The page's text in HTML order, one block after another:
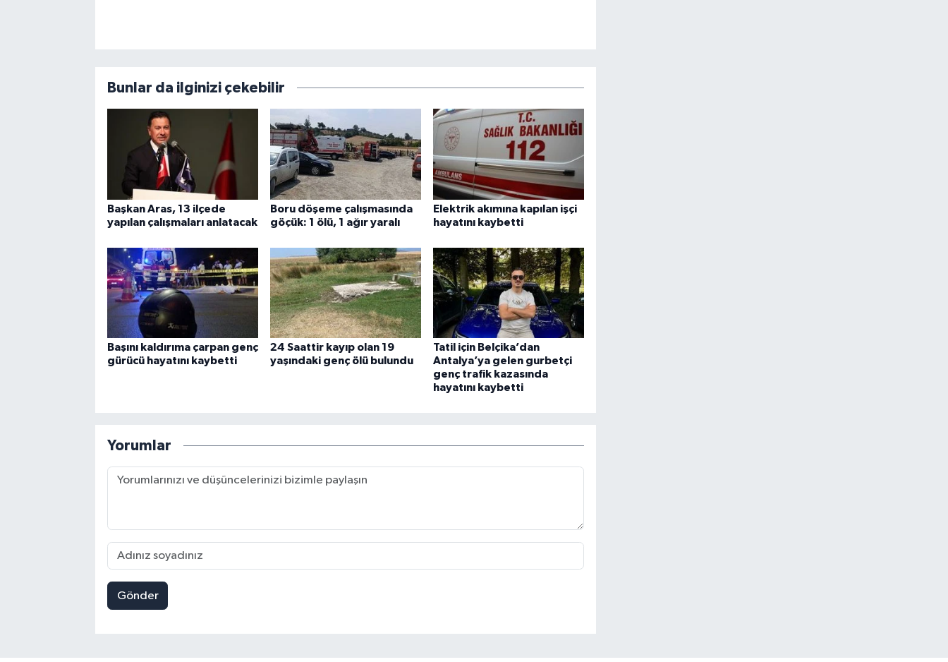
Bunlar da ilginizi çekebilir
Başkan Aras, 13 ilçede
yapılan çalışmaları anlatacak
Boru döşeme çalışmasında
göçük: 1 ölü, 1 ağır yaralı
Elektrik akımına kapılan işçi
hayatını kaybetti
Başını kaldırıma çarpan genç
gürücü hayatını kaybetti
24 Saattir kayıp olan 19
yaşındaki genç ölü bulundu
Tatil için Belçika’dan
Antalya’ya gelen gurbetçi
genç trafik kazasında
hayatını kaybetti
Yorumlar
Gönder